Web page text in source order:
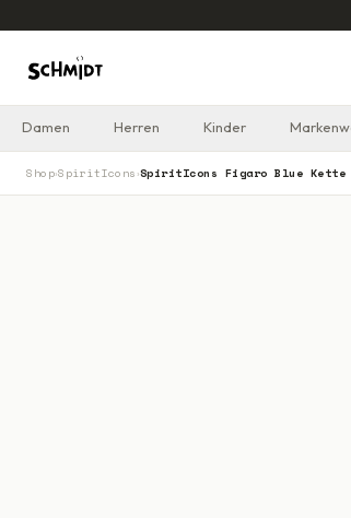
Damen Herren Kinder
Shop›SpiritIcons ›SpiritIcons Figaro Blue Kette